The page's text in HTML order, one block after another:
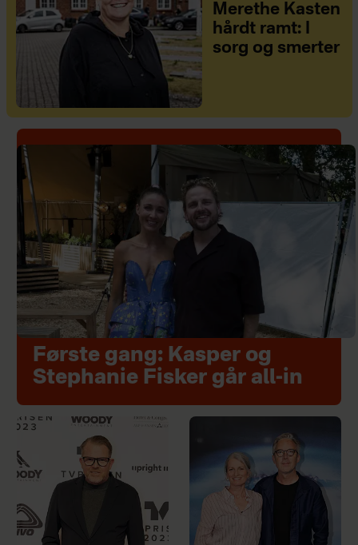
Merethe Kasten
hårdt ramt: I
sorg og smerter
Første gang: Kasper og
Stephanie Fisker går all-in